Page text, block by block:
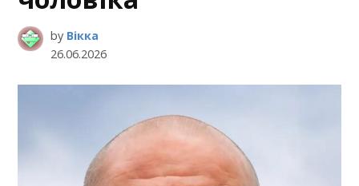
by Вікка
26.06.2026